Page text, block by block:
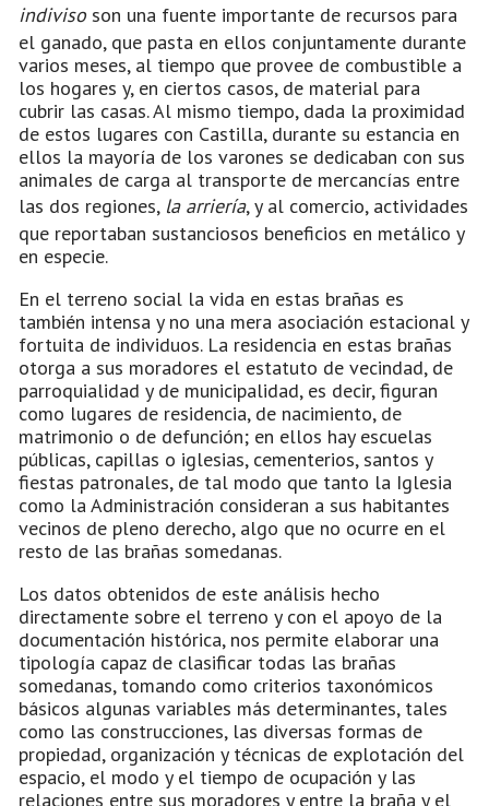
indivisoson una fuente importante de recursos para
el ganado, que pasta en ellos conjuntamente durante
varios meses, al tiempo que provee de combustible a
los hogares y, en ciertos casos, de material para
cubrir las casas. Al mismo tiempo, dada la proximidad
de estos lugares con Castilla, durante su estancia en
ellos la mayoría de los varones se dedicaban con sus
animales de carga al transporte de mercancías entre
las dos regiones, la arriería, y al comercio, actividades
que reportaban sustanciosos beneficios en metálico y
en especie.
En el terreno social la vida en estas brañas es
también intensa y no una mera asociación estacional y
fortuita de individuos. La residencia en estas brañas
otorga a sus moradores el estatuto de vecindad, de
parroquialidad y de municipalidad, es decir, figuran
como lugares de residencia, de nacimiento, de
matrimonio o de defunción; en ellos hay escuelas
públicas, capillas o iglesias, cementerios, santos y
fiestas patronales, de tal modo que tanto la Iglesia
como la Administración consideran a sus habitantes
vecinos de pleno derecho, algo que no ocurre en el
resto de las brañas somedanas.
Los datos obtenidos de este análisis hecho
directamente sobre el terreno y con el apoyo de la
documentación histórica, nos permite elaborar una
tipología capaz de clasificar todas las brañas
somedanas, tomando como criterios taxonómicos
básicos algunas variables más determinantes, tales
como las construcciones, las diversas formas de
propiedad, organización y técnicas de explotación del
espacio, el modo y el tiempo de ocupación y las
relaciones entre sus moradores y entre la braña y el